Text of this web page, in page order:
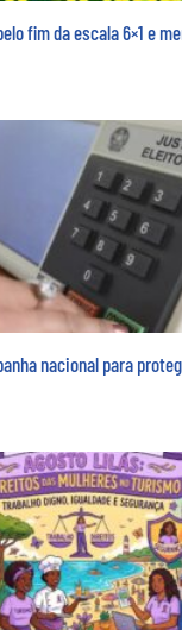
fim da escala 6×1 e
nacional para